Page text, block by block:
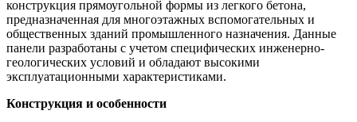
конструкция прямоугольной формы из легкого бетона,
предназначенная для многоэтажных вспомогательных и
общественных зданий промышленного назначения. Данные
панели разработаны с учетом специфических инженерно-
геологических условий и обладают высокими
эксплуатационными характеристиками.
Конструкция и особенности